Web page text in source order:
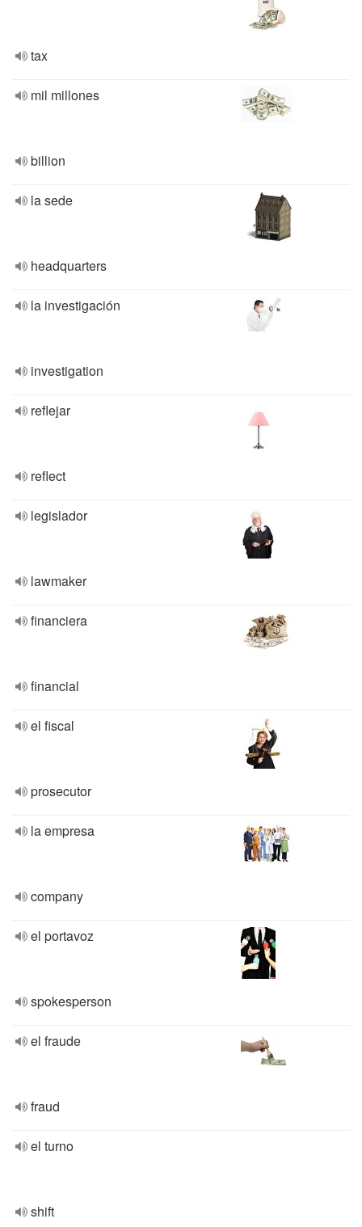
tax
mil millones
billion
la sede
headquarters
la investigación
investigation
reflejar
reflect
legislador
lawmaker
financiera
financial
el fiscal
prosecutor
la empresa
company
el portavoz
spokesperson
el fraude
fraud
el turno
shift